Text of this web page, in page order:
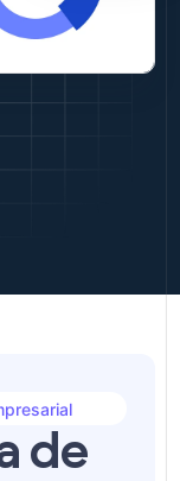
de